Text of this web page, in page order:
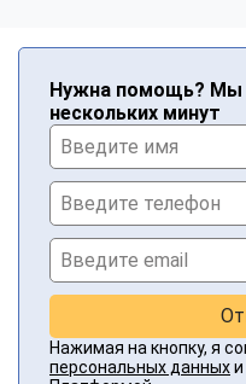
Нужна помощь? Мы
нескольких минут
Нажимая на кнопку, я
персональных данныхи